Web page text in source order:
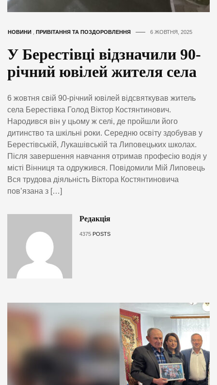
НОВИНИ ПРИВІТАННЯ ТА ПОЗДОРОВЛЕННЯ 6 ЖОВТНЯ, 2025
У Берестівці відзначили 90-
річний ювілей жителя села
6 жовтня свій 90-річний ювілей відсвяткував житель
села Берестівка Голод Віктор Костянтинович.
Народився він у цьому ж селі, де пройшли його
дитинство та шкільні роки. Середню освіту здобував у
Берестівській, Лукашівській та Липовецьких школах.
Після завершення навчання отримав професію водія у
місті Вінниця та одружився. Повідомили Мій Липовець
Вся трудова діяльність Віктора Костянтиновича
пов’язана з […]
Редакція
4375 POSTS